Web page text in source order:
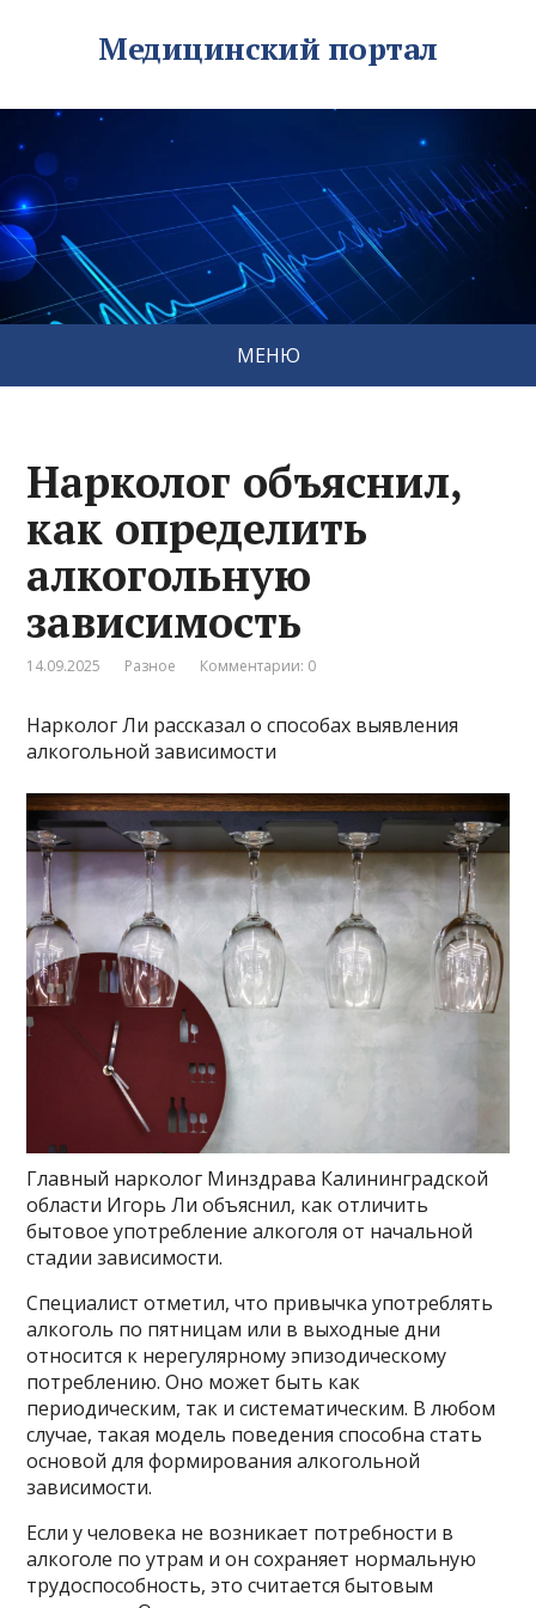
Медицинский портал
МЕНЮ
Нарколог объяснил,
как определить
алкогольную
зависимость
14.09.2025 Разное Комментарии: 0
Нарколог Ли рассказал о способах выявления
алкогольной зависимости
Главный нарколог Минздрава Калининградской
области Игорь Ли объяснил, как отличить
бытовое употребление алкоголя от начальной
стадии зависимости.
Специалист отметил, что привычка употреблять
алкоголь по пятницам или в выходные дни
относится к нерегулярному эпизодическому
потреблению. Оно может быть как
периодическим, так и систематическим. В любом
случае, такая модель поведения способна стать
основой для формирования алкогольной
зависимости.
Если у человека не возникает потребности в
алкоголе по утрам и он сохраняет нормальную
трудоспособность, это считается бытовым